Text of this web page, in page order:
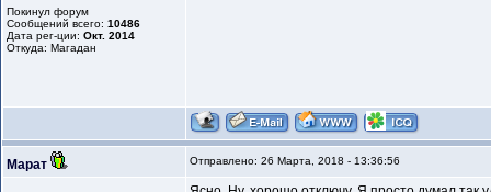
Покинул форум
Сообщений всего: 10486
Дата рег-ции: Окт. 2014
Откуда: Магадан
Марат Отправлено: 26 Марта, 2018 - 13:36:56